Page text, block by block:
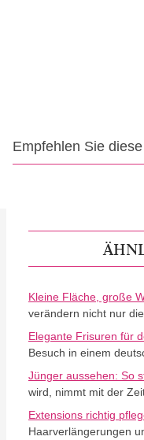
Empfehlen Sie
Kleine Fläche, große
verändern nicht nur
Elegante Frisuren für
Besuch in einem
Jünger aussehen: So
wird, nimmt mit der
Extensions richtig
Haarverlängerungen